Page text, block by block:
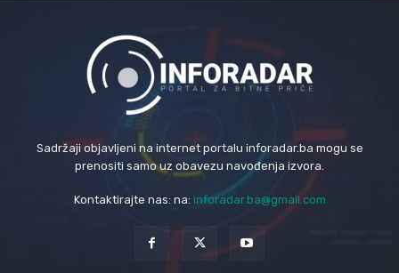
Sadržaji objavljeni na internet portalu inforadar.ba mogu se
prenositi samo uz obavezu navođenja izvora.
Kontaktirajte nas: na: inforadar.ba@gmail.com